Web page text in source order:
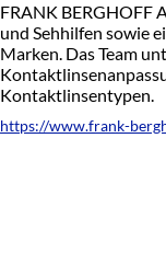
FRANK BERGHOFF
und Sehhilfen sowie
Marken. Das Team
Kontaktlinsentypen.
https://www.frank-